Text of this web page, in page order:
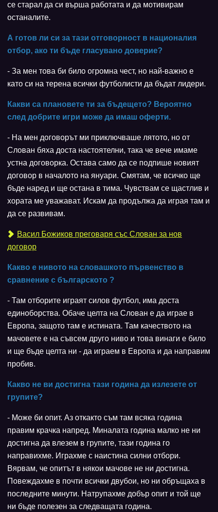
се старал да си върша работата и да мотивирам
останалите.
А готов ли си за тази отговорност в националия
отбор, ако ти бъде гласувано доверие?
- За мен това би било огромна чест, но най-важно е
като си на терена всички футболисти да бъдат лидери.
Какви са плановете ти за бъдещето? Вероятно
след добрите игри може да имаш оферти.
- На мен договорът ми приключваше лятото, но от
Слован бяха доста настоятелни, така че вече имаме
устна договорка. Остава само да се подпише новият
договор в началото на януари. Смятам, че всичко ще
бъде наред и ще остана в тима. Чувствам се щастлив и
хората ме уважават. Искам да продължа да играя там и
да се развивам.
Васил Божиков преговаря със Слован за нов
договор
Какво е нивото на словашкото първенство в
сравнение с българското ?
- Там отборите играят силов футбол, има доста
единоборства. Обаче целта на Слован е да играе в
Европа, защото там е истината. Там качеството на
мачовете е на съвсем друго ниво и това винаги е било
и ще бъде целта ни - да играем в Европа и да направим
пробив.
Какво не ви достигна тази година да излезете от
групите?
- Може би опит. Аз откакто съм там всяка година
правим крачка напред. Миналата година малко не ни
достигна да влезем в групите, тази година го
направихме. Играхме с наистина силни отбори.
Вярвам, че опитът в някои мачове не ни достигна.
Повеждахме в почти всички двубои, но ни обръщаха в
последните минути. Натрупахме добър опит и той ще
ни бъде полезен за следващата година.